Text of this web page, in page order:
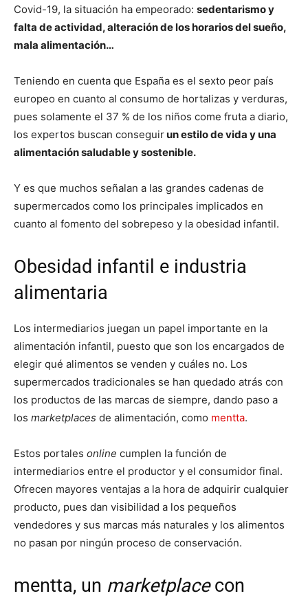
Covid-19, la situación ha empeorado: sedentarismo y
falta de actividad, alteración de los horarios del sueño,
mala alimentación…
Teniendo en cuenta que España es el sexto peor país
europeo en cuanto al consumo de hortalizas y verduras,
pues solamente el 37 % de los niños come fruta a diario,
los expertos buscan conseguirun estilo de vida y una
alimentación saludable y sostenible.
Y es que muchos señalan a las grandes cadenas de
supermercados como los principales implicados en
cuanto al fomento del sobrepeso y la obesidad infantil.
Obesidad infantil e industria
alimentaria
Los intermediarios juegan un papel importante en la
alimentación infantil, puesto que son los encargados de
elegir qué alimentos se venden y cuáles no. Los
supermercados tradicionales se han quedado atrás con
los productos de las marcas de siempre, dando paso a
los marketplaces de alimentación, como mentta.
Estos portales online cumplen la función de
intermediarios entre el productor y el consumidor final.
Ofrecen mayores ventajas a la hora de adquirir cualquier
producto, pues dan visibilidad a los pequeños
vendedores y sus marcas más naturales y los alimentos
no pasan por ningún proceso de conservación.
mentta, un marketplacecon